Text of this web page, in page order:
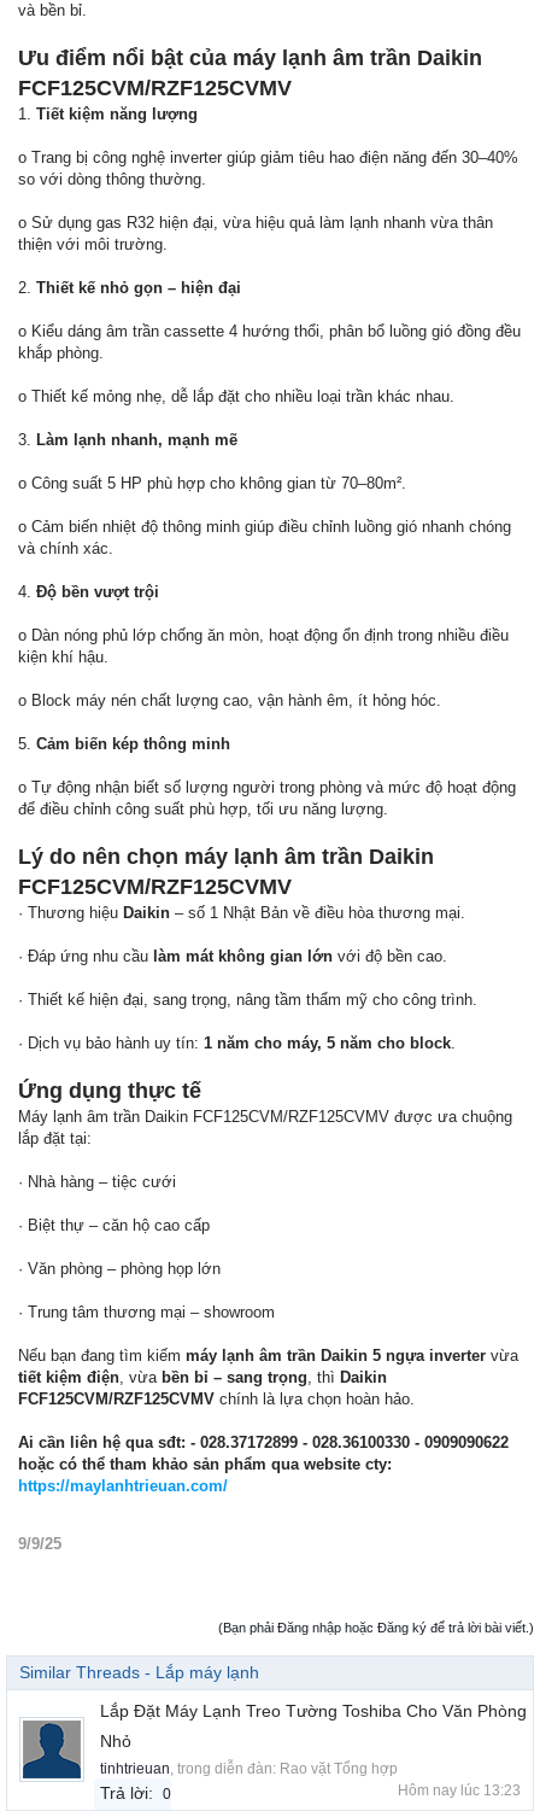
và bền bỉ.
Ưu điểm nổi bật của máy lạnh âm trần Daikin
FCF125CVM/RZF125CVMV
1. Tiết kiệm năng lượng
o Trang bị công nghệ inverter giúp giảm tiêu hao điện năng đến 30–40%
so với dòng thông thường.
o Sử dụng gas R32 hiện đại, vừa hiệu quả làm lạnh nhanh vừa thân
thiện với môi trường.
2. Thiết kế nhỏ gọn – hiện đại
o Kiểu dáng âm trần cassette 4 hướng thổi, phân bổ luồng gió đồng đều
khắp phòng.
o Thiết kế mỏng nhẹ, dễ lắp đặt cho nhiều loại trần khác nhau.
3. Làm lạnh nhanh, mạnh mẽ
o Công suất 5 HP phù hợp cho không gian từ 70–80m².
o Cảm biến nhiệt độ thông minh giúp điều chỉnh luồng gió nhanh chóng
và chính xác.
4. Độ bền vượt trội
o Dàn nóng phủ lớp chống ăn mòn, hoạt động ổn định trong nhiều điều
kiện khí hậu.
o Block máy nén chất lượng cao, vận hành êm, ít hỏng hóc.
5. Cảm biến kép thông minh
o Tự động nhận biết số lượng người trong phòng và mức độ hoạt động
để điều chỉnh công suất phù hợp, tối ưu năng lượng.
Lý do nên chọn máy lạnh âm trần Daikin
FCF125CVM/RZF125CVMV
· Thương hiệu Daikin – số 1 Nhật Bản về điều hòa thương mại.
· Đáp ứng nhu cầu làm mát không gian lớn với độ bền cao.
· Thiết kế hiện đại, sang trọng, nâng tầm thẩm mỹ cho công trình.
· Dịch vụ bảo hành uy tín: 1 năm cho máy, 5 năm cho block.
Ứng dụng thực tế
Máy lạnh âm trần Daikin FCF125CVM/RZF125CVMV được ưa chuộng
lắp đặt tại:
· Nhà hàng – tiệc cưới
· Biệt thự – căn hộ cao cấp
· Văn phòng – phòng họp lớn
· Trung tâm thương mại – showroom
Nếu bạn đang tìm kiếm máy lạnh âm trần Daikin 5 ngựa inverter vừa
tiết kiệm điện, vừa bền bỉ – sang trọng, thì Daikin
FCF125CVM/RZF125CVMV chính là lựa chọn hoàn hảo.
Ai cần liên hệ qua sđt: - 028.37172899 - 028.36100330 - 0909090622
hoặc có thể tham khảo sản phẩm qua website cty:
https://maylanhtrieuan.com/
9/9/25
(Bạn phải Đăng nhập hoặc Đăng ký để trả lời bài viết.)
Similar Threads - Lắp máy lạnh
Lắp Đặt Máy Lạnh Treo Tường Toshiba Cho Văn Phòng
Nhỏ
tinhtrieuan, trong diễn đàn: Rao vặt Tổng hợp
Trả lời: 0 Hôm nay lúc 13:23